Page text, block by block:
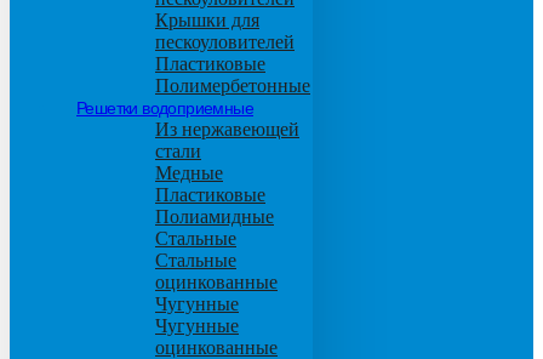
Крышки для
пескоуловителей
Пластиковые
Полимербетонные
Решетки водоприемные
Из нержавеющей
стали
Медные
Пластиковые
Полиамидные
Стальные
Стальные
оцинкованные
Чугунные
Чугунные
оцинкованные